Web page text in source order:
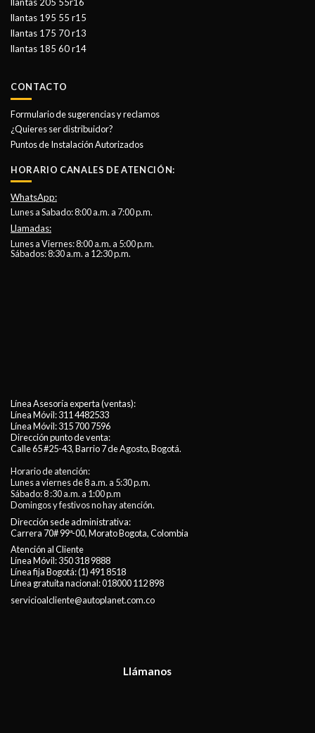
llantas 205 55r16
llantas 195 55 r15
llantas 175 70 r13
llantas 185 60 r14
CONTACTO
Formulario de sugerencias y reclamos
¿Quieres ser distribuidor?
Puntos de Instalación Autorizados
HORARIO CANALES DE ATENCIÓN:
WhatsApp:
Lunes a Sabado: 8:00 a.m. a 7:00 p.m.
Llamadas:
Lunes a Viernes: 8:00 a.m. a 5:00 p.m.
Sábados: 8:30 a.m. a 12:30 p.m.
Línea Asesoría experta (ventas):
Línea Móvil:311 4482533
Línea Móvil:315 700 7596
Dirección punto de venta:
Calle 65 #25-43, Barrio 7 de Agosto, Bogotá.
Horario de atención:
Lunes a viernes de 8 a.m. a 5:30 p.m.
Sábado: 8 :30 a.m. a 1:00 p.m
Domingos y festivos no hay atención.
Dirección sede administrativa:
Carrera 70# 99ª-00, Morato Bogota, Colombia
Atención al Cliente
Línea Móvil:350 318 9888
Línea fija Bogotá:(1) 491 8518
Línea gratuita nacional:018000 112 898
servicioalcliente@autoplanet.com.co
Llámanos